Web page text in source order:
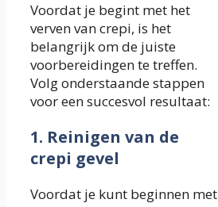
Voordat je begint met het
verven van crepi, is het
belangrijk om de juiste
voorbereidingen te treffen.
Volg onderstaande stappen
voor een succesvol resultaat:
1. Reinigen van de
crepi gevel
Voordat je kunt beginnen met